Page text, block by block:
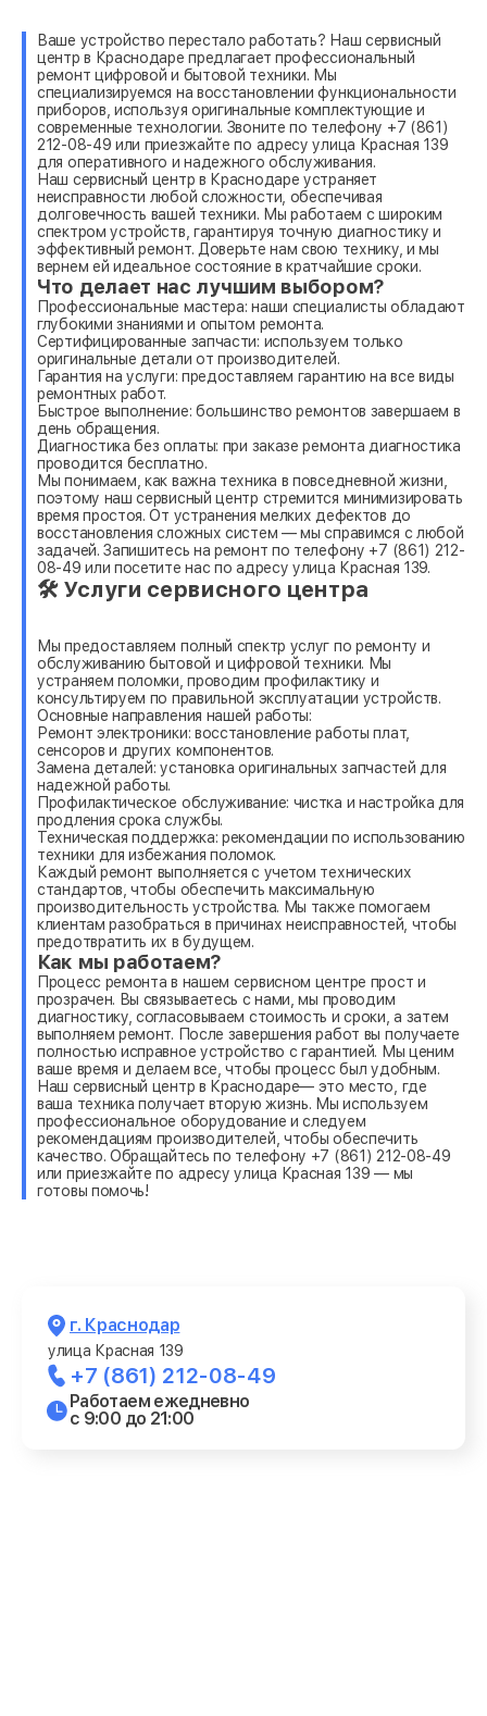
Ваше устройство перестало работать? Наш сервисный
центр в Краснодаре предлагает профессиональный
ремонт цифровой и бытовой техники. Мы
специализируемся на восстановлении функциональности
приборов, используя оригинальные комплектующие и
современные технологии. Звоните по телефону +7 (861)
212-08-49 или приезжайте по адресу улица Красная 139
для оперативного и надежного обслуживания.
Наш сервисный центр в Краснодаре устраняет
неисправности любой сложности, обеспечивая
долговечность вашей техники. Мы работаем с широким
спектром устройств, гарантируя точную диагностику и
эффективный ремонт. Доверьте нам свою технику, и мы
вернем ей идеальное состояние в кратчайшие сроки.
Что делает нас лучшим выбором?
Профессиональные мастера: наши специалисты обладают
глубокими знаниями и опытом ремонта.
Сертифицированные запчасти: используем только
оригинальные детали от производителей.
Гарантия на услуги: предоставляем гарантию на все виды
ремонтных работ.
Быстрое выполнение: большинство ремонтов завершаем в
день обращения.
Диагностика без оплаты: при заказе ремонта диагностика
проводится бесплатно.
Мы понимаем, как важна техника в повседневной жизни,
поэтому наш сервисный центр стремится минимизировать
время простоя. От устранения мелких дефектов до
восстановления сложных систем — мы справимся с любой
задачей. Запишитесь на ремонт по телефону +7 (861) 212-
08-49 или посетите нас по адресу улица Красная 139.
🛠 Услуги сервисного центра
Мы предоставляем полный спектр услуг по ремонту и
обслуживанию бытовой и цифровой техники. Мы
устраняем поломки, проводим профилактику и
консультируем по правильной эксплуатации устройств.
Основные направления нашей работы:
Ремонт электроники: восстановление работы плат,
сенсоров и других компонентов.
Замена деталей: установка оригинальных запчастей для
надежной работы.
Профилактическое обслуживание: чистка и настройка для
продления срока службы.
Техническая поддержка: рекомендации по использованию
техники для избежания поломок.
Каждый ремонт выполняется с учетом технических
стандартов, чтобы обеспечить максимальную
производительность устройства. Мы также помогаем
клиентам разобраться в причинах неисправностей, чтобы
предотвратить их в будущем.
Как мы работаем?
Процесс ремонта в нашем сервисном центре прост и
прозрачен. Вы связываетесь с нами, мы проводим
диагностику, согласовываем стоимость и сроки, а затем
выполняем ремонт. После завершения работ вы получаете
полностью исправное устройство с гарантией. Мы ценим
ваше время и делаем все, чтобы процесс был удобным.
Наш сервисный центр в Краснодаре— это место, где
ваша техника получает вторую жизнь. Мы используем
профессиональное оборудование и следуем
рекомендациям производителей, чтобы обеспечить
качество. Обращайтесь по телефону +7 (861) 212-08-49
или приезжайте по адресу улица Красная 139 — мы
готовы помочь!
г. Краснодар
улица Красная 139
+7 (861) 212-08-49
Работаем ежедневно
с 9:00 до 21:00